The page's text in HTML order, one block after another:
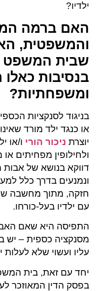
ילדיו?
האם ברמה
והמשפטית,
שבית המשפט
בנסיבות כאלו
ומשפחתיות?
בניגוד לסנקציות
או כנגד ילד מורד
יוצרת ניכור הורי ו/או
ולחילופין מפחיתים
דווקא בנושא של
ונמנעים בדרך כלל
חזקה, מתוך מחשבה
עם ילדיו בעל-כורחו.
התפיסה היא שאם
מסנקציה כספית – יש
עליו ועשוי שלא לעלות
יחד עם זאת, בית